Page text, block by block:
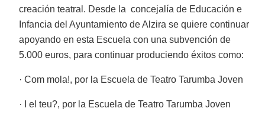
creación teatral. Desde la concejalía de Educación e
Infancia del Ayuntamiento de Alzira se quiere continuar
apoyando en esta Escuela con una subvención de
5.000 euros, para continuar produciendo éxitos como:
· Com mola!, por la Escuela de Teatro Tarumba Joven
· I el teu?, por la Escuela de Teatro Tarumba Joven